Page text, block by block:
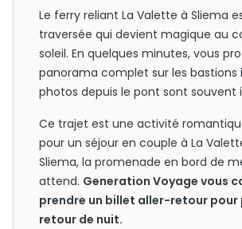
Le ferry reliant La Valette à Sliema
traversée qui devient magique au
soleil. En quelques minutes, vous
panorama complet sur les bastions
photos depuis le pont sont souvent
Ce trajet est une activité
pour un séjour en couple à La
Sliema, la promenade en bord de
attend. Generation Voyage vous
prendre un billet aller-retour
retour de nuit.